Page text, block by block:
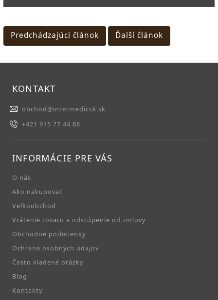
Predchádzajúci článok Ďalší článok
KONTAKT
obchod@intermedicsk.sk
+421 915 77 44 88
INFORMÁCIE PRE VÁS
O nás
Ako nakupovať
Veľkoobchod
Vrátenie tovaru a odstúpenie od zmluvy
Obchodné podmienky
Ochrana osobných údajov
Často kladené otázky
Blog
Kontakty